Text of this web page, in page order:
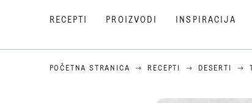
RECEPTI PROIZVODI INSPIRACIJA
POČETNA STRANICA RECEPTI DESERTI